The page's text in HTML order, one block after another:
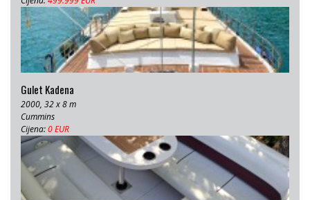
Gulet Kadena
2000, 32 x 8 m
Cummins
Cijena:0 EUR